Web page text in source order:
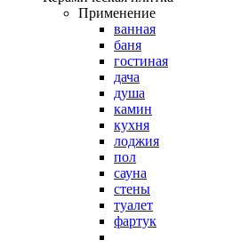
Применение
ванная
баня
гостиная
дача
душа
камин
кухня
лоджия
пол
сауна
стены
туалет
фартук